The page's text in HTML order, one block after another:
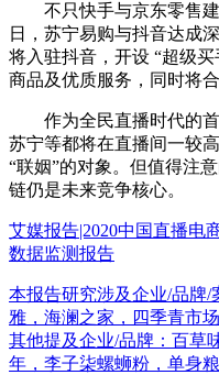
不只快手与京东零售建
日，苏宁易购与抖音达成
将入驻抖音，开设 “超级
商品及优质服务，同时将
作为全民直播时代的首
苏宁等都将在直播间一较
“联姻”的对象。但值得注
链仍是未来竞争核心。
艾媒报告|2020中国直播电
数据监测报告
本报告研究涉及企业/品牌
雅，海澜之家，四季青市
其他提及企业/品牌：百草
年，李子柒螺蛳粉，单身